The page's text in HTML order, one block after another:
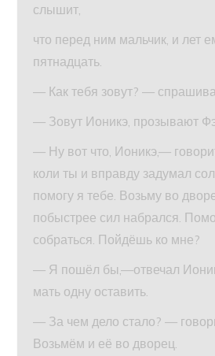
слышит,
что перед ним мальчик, и лет
пятнадцать.
— Как тебя зовут? —
— Зовут Ионикэ, прозывают
— Ну вот что, Ионикэ,—
коли ты и вправду задумал
помогу я тебе. Возьму во
побыстрее сил набрался.
собраться. Пойдёшь ко мне?
— Я пошёл бы,—отвечал
мать одну оставить.
— За чем дело стало? —
Возьмём и её во дворец.